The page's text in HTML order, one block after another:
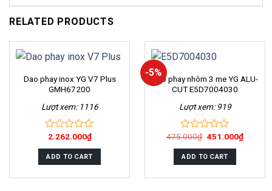
RELATED PRODUCTS
Dao phay inox YG V7 Plus
GMH67200
Lượt xem: 1116
0
out
of
5
2.262.000₫
ADD TO CART
-5%
Dao phay nhôm 3 me YG ALU-
CUT E5D7004030
Lượt xem: 919
0
out
of
5
475.000₫ 451.000₫
ADD TO CART